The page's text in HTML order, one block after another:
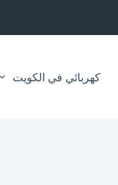
كهربائي في الكويت